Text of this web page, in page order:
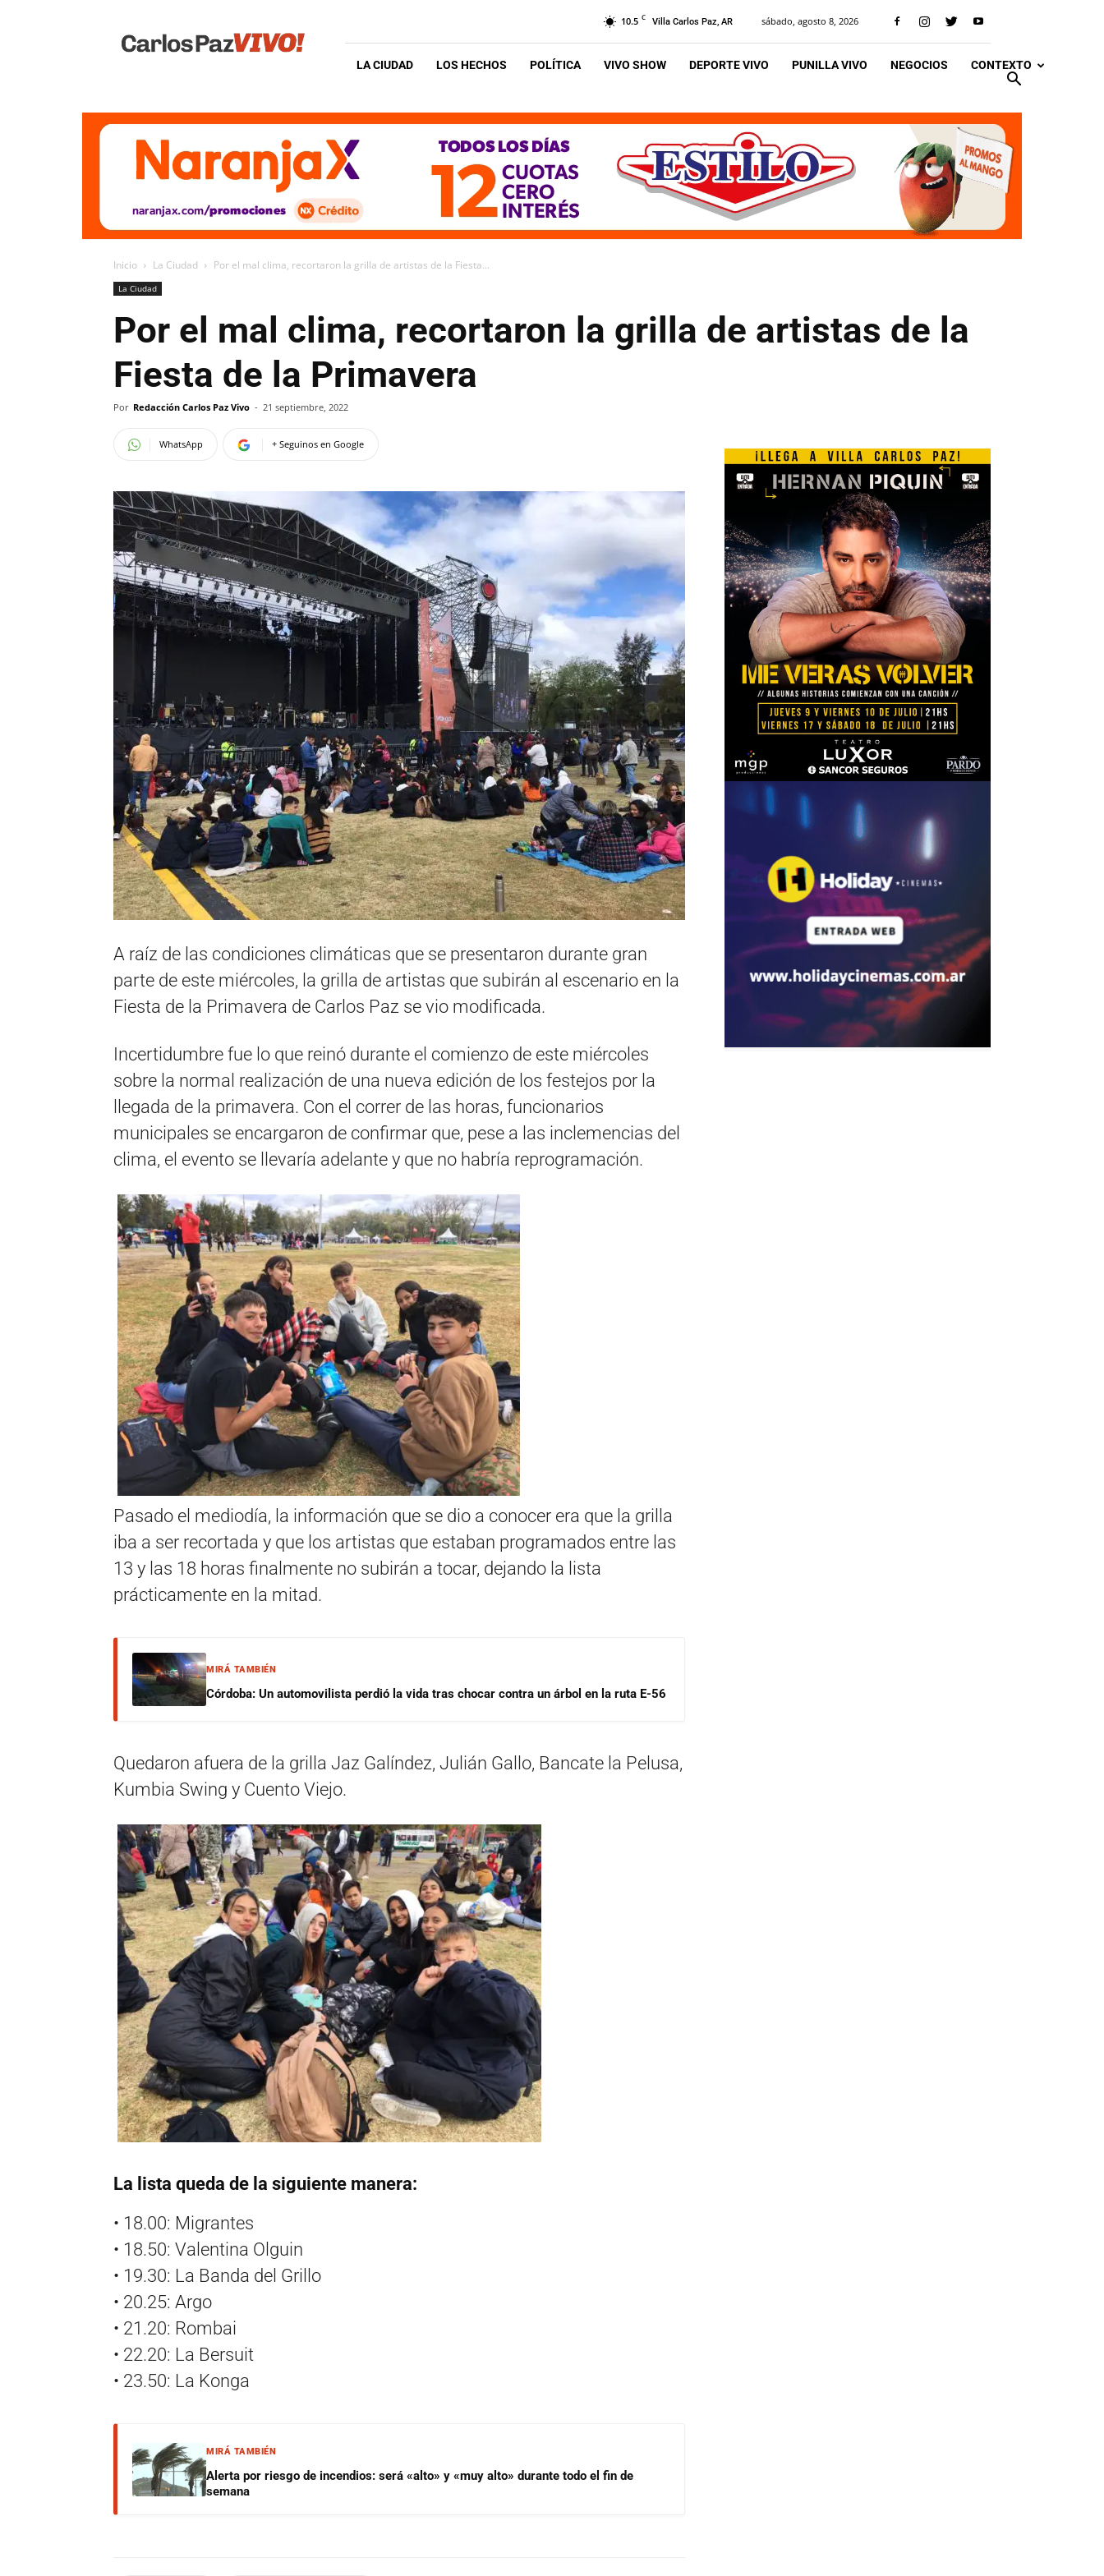
Vivo
10.5 C Villa Carlos Paz, AR sábado, agosto 8, 2026
LA CIUDAD LOS HECHOS POLÍTICA VIVO SHOW DEPORTE VIVO PUNILLA VIVO NEGOCIOS CONTEXTO
Inicio La Ciudad Por el mal clima, recortaron la grilla de artistas de la Fiesta...
La Ciudad
Por el mal clima, recortaron la grilla de artistas de la
Fiesta de la Primavera
Por Redacción Carlos Paz Vivo - 21 septiembre, 2022
WhatsApp + Seguinos en Google
A raíz de las condiciones climáticas que se presentaron durante gran
parte de este miércoles, la grilla de artistas que subirán al escenario en la
Fiesta de la Primavera de Carlos Paz se vio modificada.
Incertidumbre fue lo que reinó durante el comienzo de este miércoles
sobre la normal realización de una nueva edición de los festejos por la
llegada de la primavera. Con el correr de las horas, funcionarios
municipales se encargaron de confirmar que, pese a las inclemencias del
clima, el evento se llevaría adelante y que no habría reprogramación.
Pasado el mediodía, la información que se dio a conocer era que la grilla
iba a ser recortada y que los artistas que estaban programados entre las
13 y las 18 horas finalmente no subirán a tocar, dejando la lista
prácticamente en la mitad.
MIRÁ TAMBIÉN
Córdoba: Un automovilista perdió la vida tras chocar contra un árbol en la ruta E-56
Quedaron afuera de la grilla Jaz Galíndez, Julián Gallo, Bancate la Pelusa,
Kumbia Swing y Cuento Viejo.
La lista queda de la siguiente manera:
• 18.00: Migrantes
• 18.50: Valentina Olguin
• 19.30: La Banda del Grillo
• 20.25: Argo
• 21.20: Rombai
• 22.20: La Bersuit
• 23.50: La Konga
MIRÁ TAMBIÉN
Alerta por riesgo de incendios: será «alto» y «muy alto» durante todo el fin de
semana